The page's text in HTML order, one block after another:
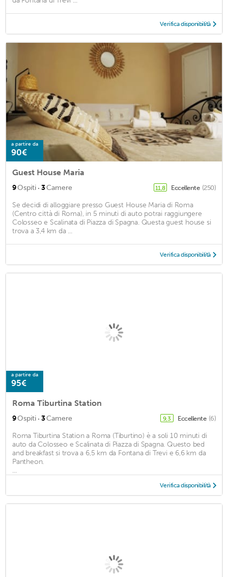
Verifica disponibilità
a partire da
90€
Guest House Maria
9Ospiti · 3Camere 11,8 Eccellente (250)
Se decidi di alloggiare presso Guest House Maria di Roma
(Centro città di Roma), in 5 minuti di auto potrai raggiungere
Colosseo e Scalinata di Piazza di Spagna. Questa guest house si
trova a 3,4 km da ...
Verifica disponibilità
a partire da
95€
Roma Tiburtina Station
9Ospiti · 3Camere 9,3 Eccellente (6)
Roma Tiburtina Station a Roma (Tiburtino) è a soli 10 minuti di
auto da Colosseo e Scalinata di Piazza di Spagna. Questo bed
and breakfast si trova a 6,5 km da Fontana di Trevi e 6,6 km da
Pantheon.
...
Verifica disponibilità